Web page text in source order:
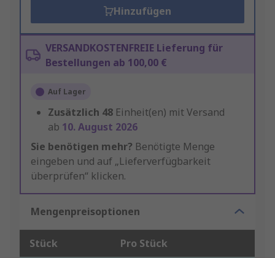
Hinzufügen
VERSANDKOSTENFREIE Lieferung für
Bestellungen ab 100,00 €
Auf Lager
Zusätzlich 48 Einheit(en) mit Versand
ab 10. August 2026
Sie benötigen mehr? Benötigte Menge
eingeben und auf „Lieferverfügbarkeit
überprüfen“ klicken.
Mengenpreisoptionen
Stück Pro Stück